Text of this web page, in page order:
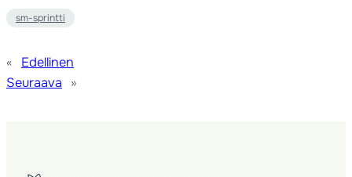
sm-sprintti
«
Edellinen
Seuraava
»